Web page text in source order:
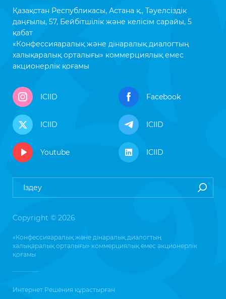
Қазақстан Республикасы, Астана қ., Тәуелсіздік
даңғылы, 57, Бейбітшілік және келісім сарайы, 5
қабат
«Конфессияаралық және дінаралық диалогтың
халықаралық орталығы» коммерциялық емес
акционерлік қоғамы
ICIID Facebook
ICIID ICIID
Youtube ICIID
Copyright © 2026
«Конфессияаралық және дінаралық диалогтың
халықаралық орталығы» коммерциялық емес акционерлік
қоғамы
Интернет Решения құрастырған